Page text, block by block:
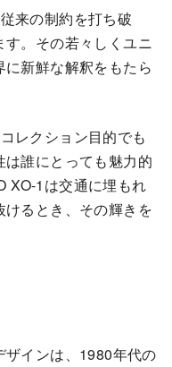
来の制約を打ち破
。その若々しくユニ
新鮮な解釈をもたら
レクション目的でも
誰にとっても魅力的
XO-1は交通に埋もれ
るとき、その輝きを
インは、1980年代の